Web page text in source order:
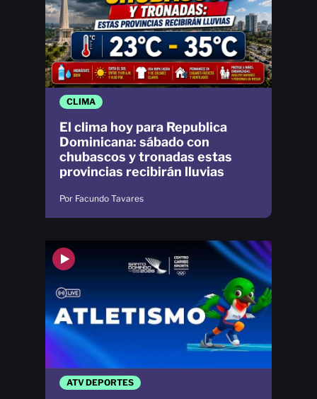
ATV DEPORTES
CLIMA
El clima hoy para Republica
Dominicana: sábado con
chubascos y tronadas estas
provincias recibirán lluvias
Por Facundo Tavares